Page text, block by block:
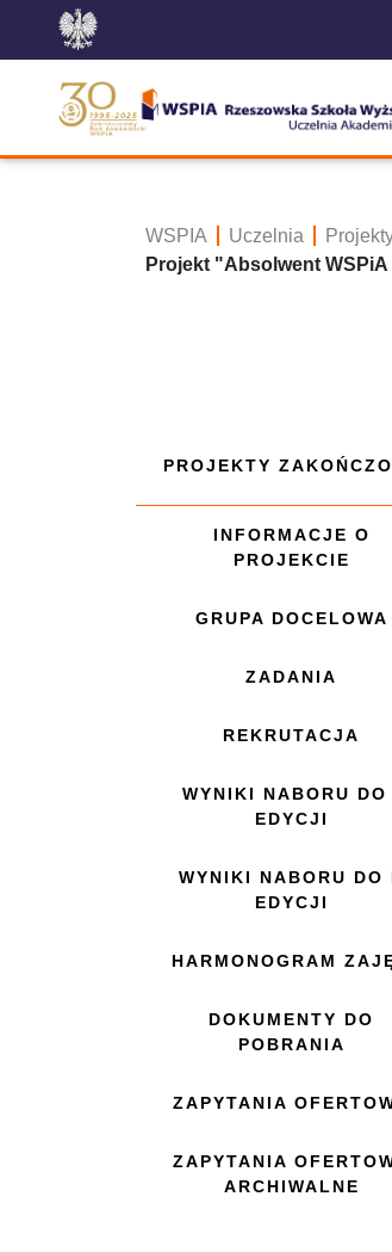
WSPIA Uczelnia
Projekt "Absolwent
PROJEKTY
INFORMACJE O
PROJEKCIE
GRUPA DOCELOWA
ZADANIA
REKRUTACJA
WYNIKI NABORU DO
EDYCJI
WYNIKI NABORU DO
EDYCJI
HARMONOGRAM
DOKUMENTY DO
POBRANIA
ZAPYTANIA
ZAPYTANIA
ARCHIWALNE